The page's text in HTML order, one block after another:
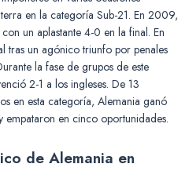
en la categoría Sub-21. En 2009,
un aplastante 4-0 en la final. En
tras un agónico triunfo por penales
la fase de grupos de este
2-1 a los ingleses. De 13
en esta categoría, Alemania ganó
empataron en cinco oportunidades.
de Alemania en